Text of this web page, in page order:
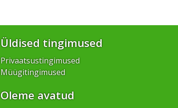
Üldised tingimused
Privaatsustingimused
Müügitingimused
Oleme avatud